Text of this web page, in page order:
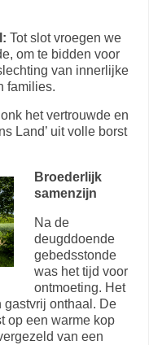
Tot slot vroegen we
om te bidden voor
van innerlijke
families.
het vertrouwde en
Land’ uit volle borst
Broederlijk
samenzijn
Na de
deugddoende
gebedsstonde
was het tijd voor
ontmoeting. Het
gastvrij onthaal. De
op een warme kop
van een